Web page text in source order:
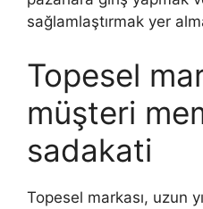
sağlamlaştırmak yer
Topesel
müşteri
sadakati
Topesel markası, uzun